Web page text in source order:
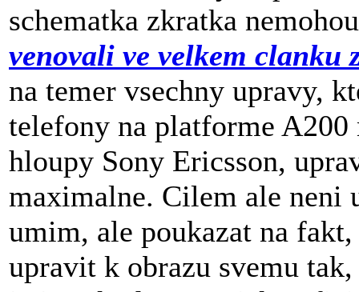
schematka zkratka
venovali ve velkem clanku
na temer vsechny upravy,
telefony na platforme
hloupy Sony Ericsson,
maximalne. Cilem ale neni
umim, ale poukazat na
upravit k obrazu svemu